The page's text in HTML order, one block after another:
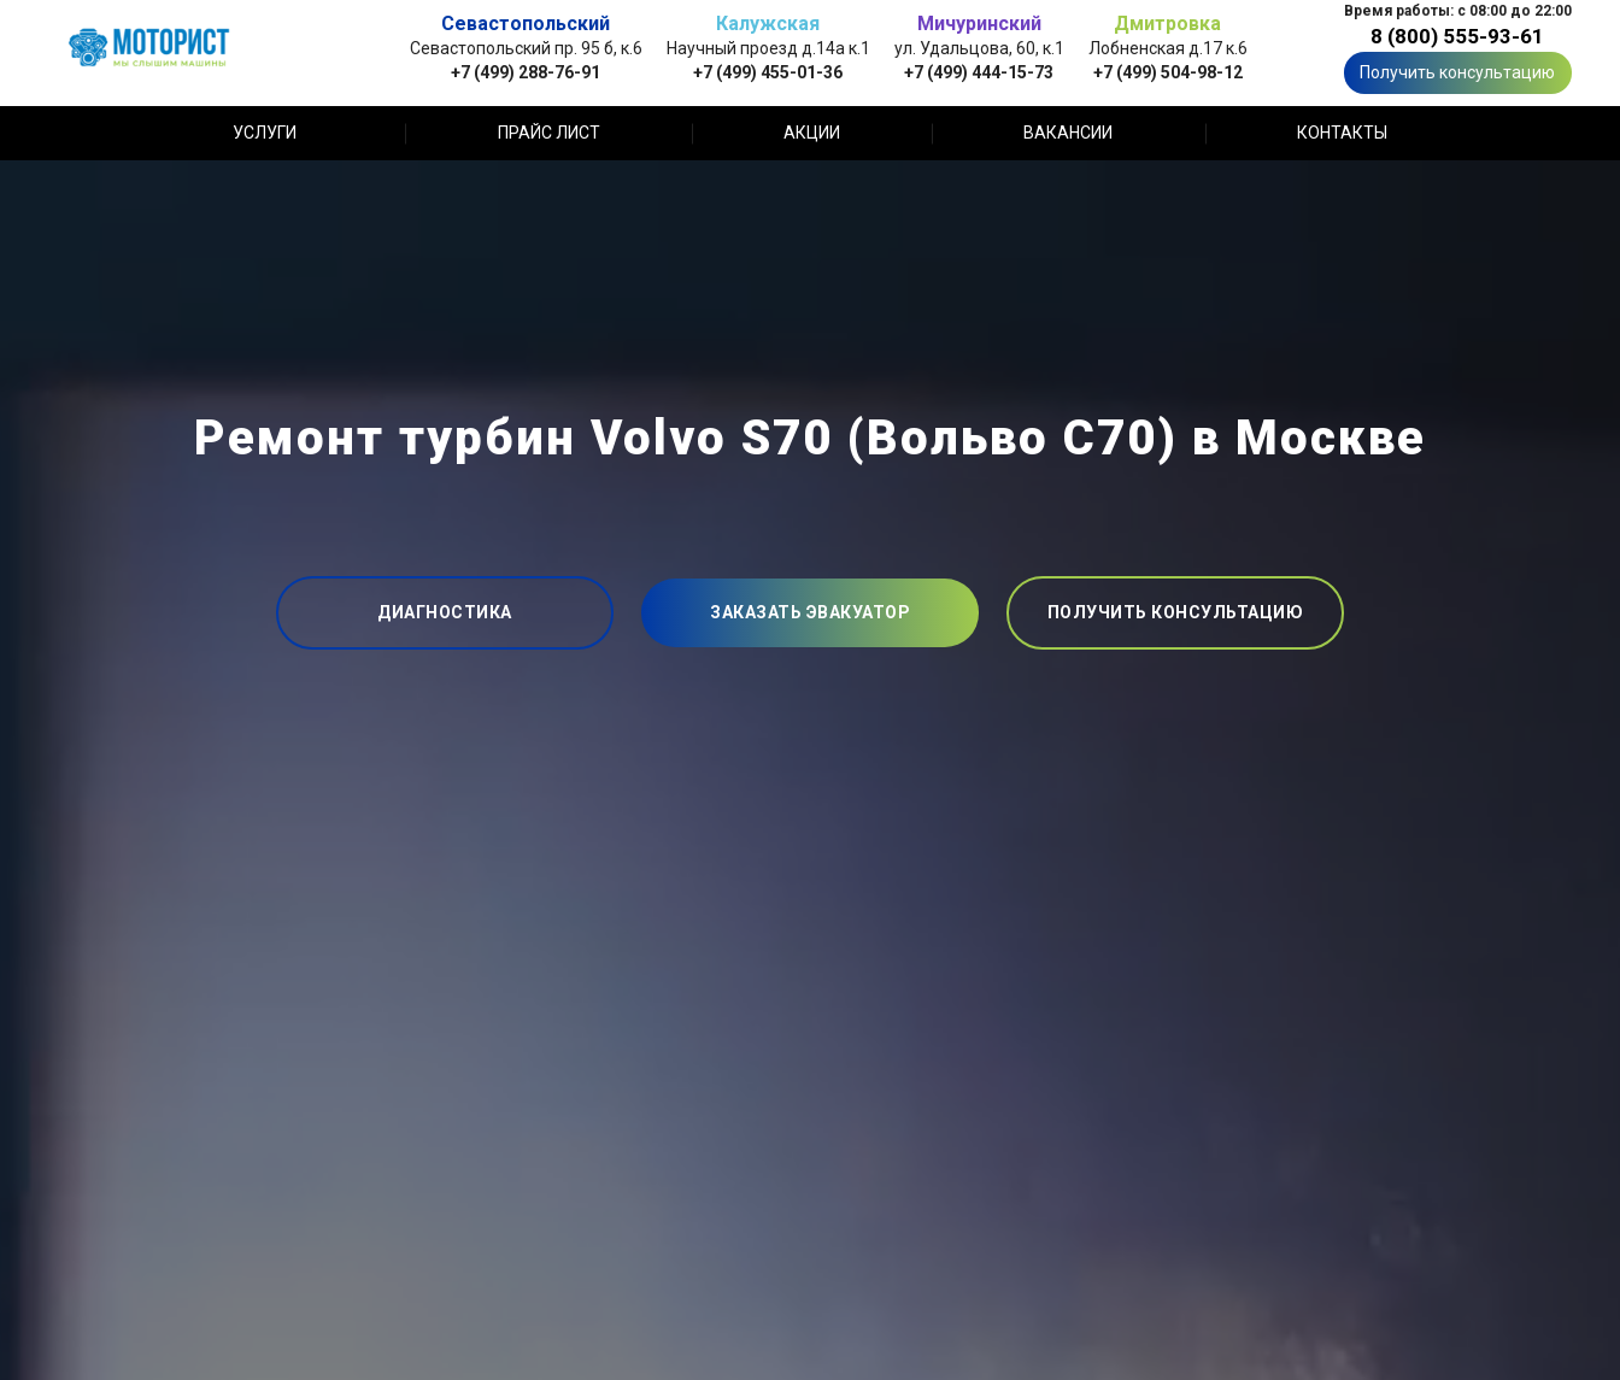
Севастопольский
Севастопольский пр. 95 б, к.6
+7 (499) 288-76-91
Калужская
Научный проезд д.14а к.1
+7 (499) 455-01-36
Мичуринский
ул. Удальцова, 60, к.1
+7 (499) 444-15-73
Дмитровка
Лобненская д.17 к.6
+7 (499) 504-98-12
Время работы: с 08:00 до 22:00
8 (800) 555-93-61
Получить консультацию
УСЛУГИ ПРАЙС ЛИСТ АКЦИИ ВАКАНСИИ КОНТАКТЫ
Ремонт турбин Volvo S70 (Вольво С70) в Москве
ДИАГНОСТИКА ЗАКАЗАТЬ ЭВАКУАТОР ПОЛУЧИТЬ КОНСУЛЬТАЦИЮ